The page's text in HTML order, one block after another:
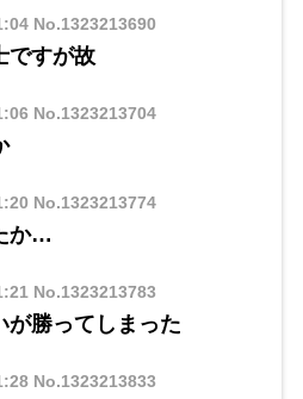
No.1323213690
ですが故
No.1323213704
No.1323213774
か…
No.1323213783
が勝ってしまった
No.1323213833